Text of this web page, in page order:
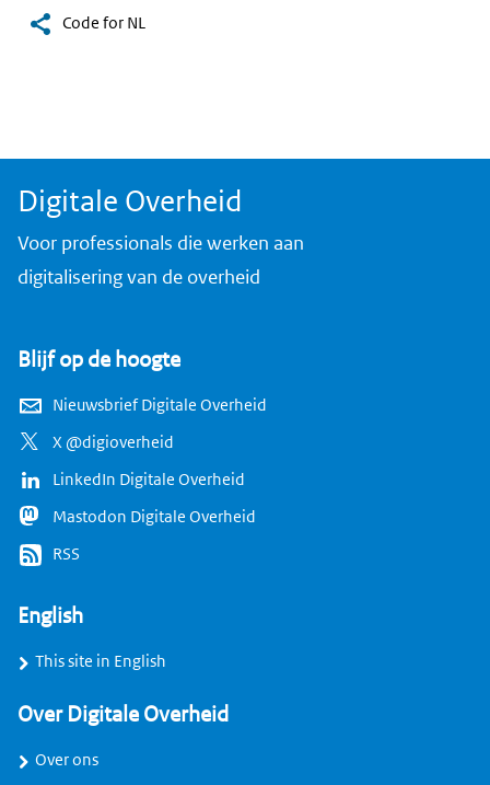
Code for NL
Digitale Overheid
Voor professionals die werken aan
digitalisering van de overheid
Blijf op de hoogte
Nieuwsbrief Digitale Overheid
X @digioverheid
LinkedIn Digitale Overheid
Mastodon Digitale Overheid
RSS
English
This site in English
Over Digitale Overheid
Over ons